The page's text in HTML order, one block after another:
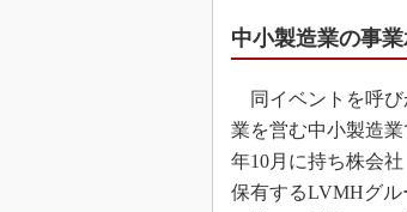
中小製造業の事
同イベントを呼び
業を営む中小製造
年10月に持ち株会
保有するLVMHグル